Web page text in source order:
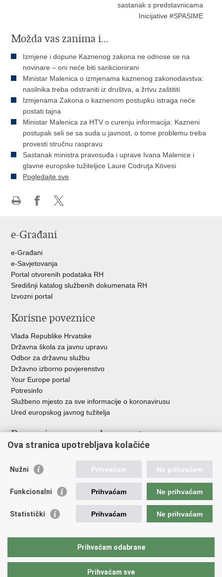
sastanak s predstavnicama
Inicijative #SPASIME
Možda vas zanima i...
Izmjene i dopune Kaznenog zakona ne odnose se na
novinare – oni neće biti sankcionirani
Ministar Malenica o izmjenama kaznenog zakonodavstva:
nasilnika treba odstraniti iz društva, a žrtvu zaštititi
Izmjenama Zakona o kaznenom postupku istraga neće
postati tajna
Ministar Malenica za HTV o curenju informacija: Kazneni
postupak seli se sa suda u javnost, o tome problemu treba
provesti stručnu raspravu
Sastanak ministra pravosuđa i uprave Ivana Malenice i
glavne europske tužiteljice Laure Codruţa Kövesi
Pogledajte sve
FacebookuTwitteru
e-Građani
e-Građani
e-Savjetovanja
Portal otvorenih podataka RH
Središnji katalog službenih dokumenata RH
Izvozni portal
Korisne poveznice
Vlada Republike Hrvatske
Državna škola za javnu upravu
Odbor za državnu službu
Državno izborno povjerenstvo
Your Europe portal
Potresinfo
Službeno mjesto za sve informacije o koronavirusu
Ured europskog javnog tužitelja
Poveznice pravosudnog sustava
Državno odvjetništvo
Ured za suzbijanje korupcije i organiziranog kriminaliteta
Državnoodvjetničko vijeće
Hrvatska odvjetnička komora
Europski pravosudni portal
Ova stranica upotrebljava kolačiće
Nužni Prihvaćam Ne prihvaćam
Funkcionalni Prihvaćam Ne prihvaćam
Statistički Prihvaćam Ne prihvaćam
Prihvaćam odabrane
Prihvaćam sve